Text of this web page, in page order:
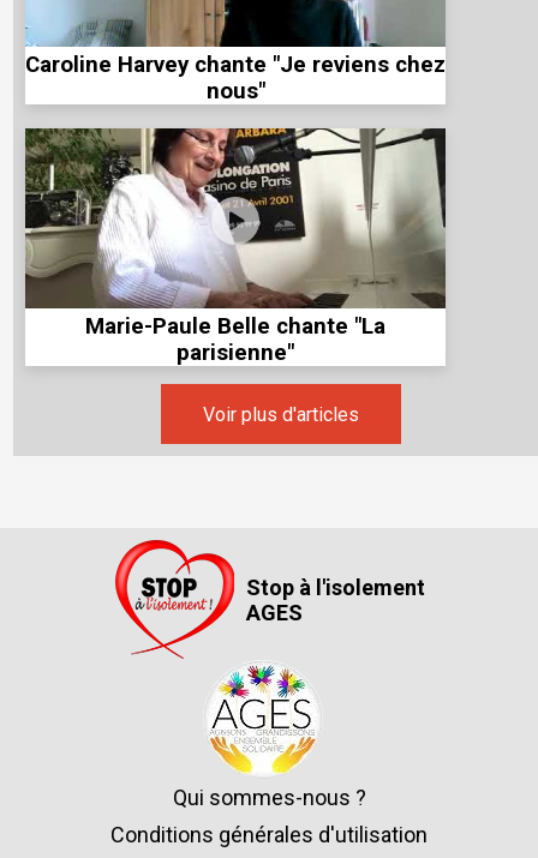
Caroline Harvey chante "Je reviens chez
nous"
Marie-Paule Belle chante "La
parisienne"
Voir plus d'articles
Stop à l'isolement
AGES
Qui sommes-nous ?
Conditions générales d'utilisation